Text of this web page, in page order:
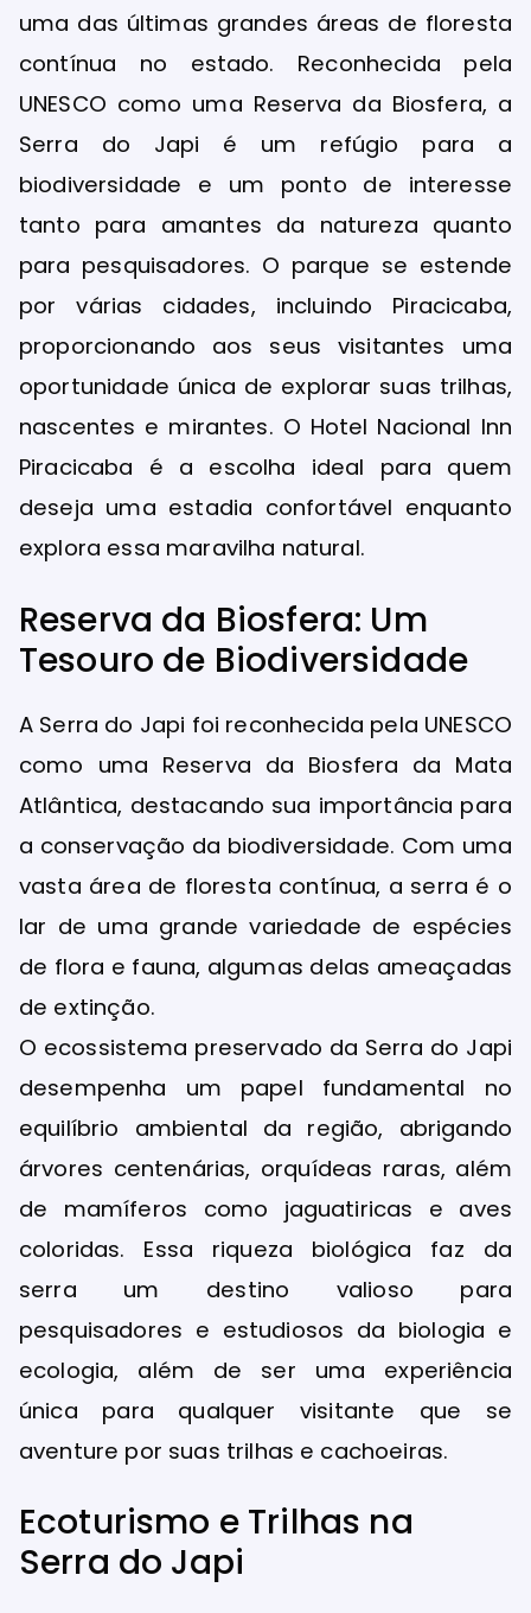
uma das últimas grandes áreas de floresta
contínua no estado. Reconhecida pela
UNESCO como uma Reserva da Biosfera, a
Serra do Japi é um refúgio para a
biodiversidade e um ponto de interesse
tanto para amantes da natureza quanto
para pesquisadores. O parque se estende
por várias cidades, incluindo Piracicaba,
proporcionando aos seus visitantes uma
oportunidade única de explorar suas trilhas,
nascentes e mirantes. O Hotel Nacional Inn
Piracicaba é a escolha ideal para quem
deseja uma estadia confortável enquanto
explora essa maravilha natural.
Reserva da Biosfera: Um
Tesouro de Biodiversidade
A Serra do Japi foi reconhecida pela UNESCO
como uma Reserva da Biosfera da Mata
Atlântica, destacando sua importância para
a conservação da biodiversidade. Com uma
vasta área de floresta contínua, a serra é o
lar de uma grande variedade de espécies
de flora e fauna, algumas delas ameaçadas
de extinção.
O ecossistema preservado da Serra do Japi
desempenha um papel fundamental no
equilíbrio ambiental da região, abrigando
árvores centenárias, orquídeas raras, além
de mamíferos como jaguatiricas e aves
coloridas. Essa riqueza biológica faz da
serra um destino valioso para
pesquisadores e estudiosos da biologia e
ecologia, além de ser uma experiência
única para qualquer visitante que se
aventure por suas trilhas e cachoeiras.
Ecoturismo e Trilhas na
Serra do Japi